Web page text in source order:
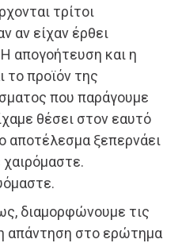
τρίτοι
αν είχαν έρθει
Η απογοήτευση και η
το προϊόν της
που παράγουμε
θέσει στον εαυτό
αποτέλεσμα ξεπερνάει
διαμορφώνουμε τις
απάντηση στο ερώτημα